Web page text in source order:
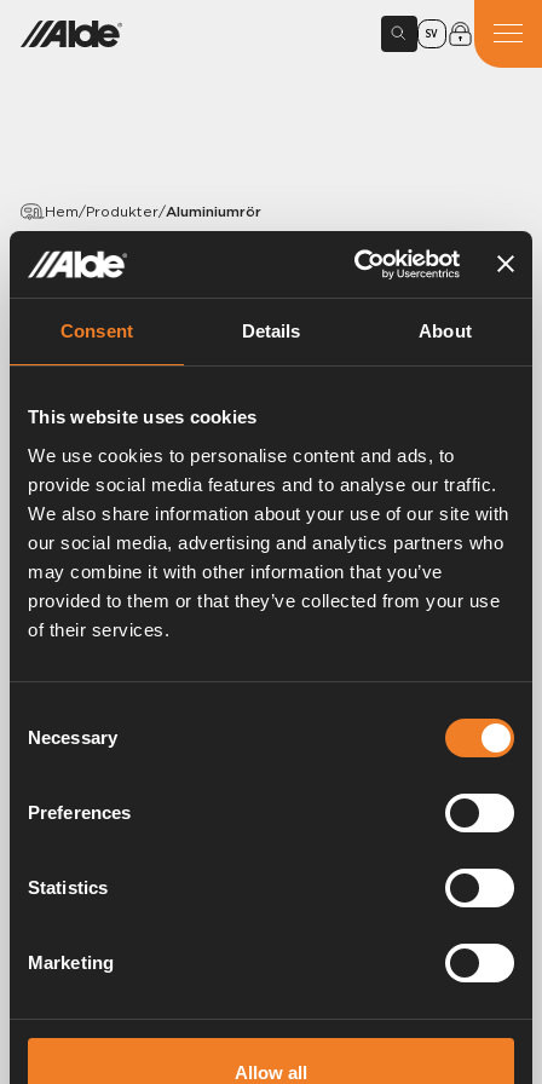
Consent Details About
This website uses cookies
We use cookies to personalise content and ads, to
provide social media features and to analyse our traffic.
We also share information about your use of our site with
our social media, advertising and analytics partners who
may combine it with other information that you’ve
provided to them or that they’ve collected from your use
of their services.
Selection
Necessary
Preferences
Statistics
Marketing
Allow all
SV
Hem/Produkter/Aluminiumrör
PRODUKTER
Aluminiumrör
Aluminiumrör Ø 22 × 1 mm.
Längd 5 m.
Frågor & svar
Manualer & dokument
värmesystem för husbilar och husvagnar. Redan då förstod vi hur
viktigt det är att ta med sig hemmets komfort på resan. Med Alde känns